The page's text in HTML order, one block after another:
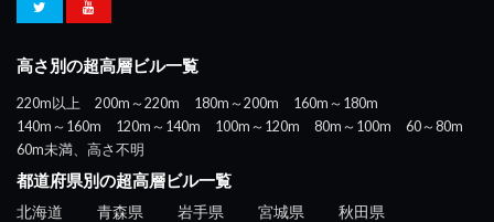
高さ別の超高層ビル一覧
220m以上 200m～220m 180m～200m
160m～180m
140m～160m
120m～140m 100m～120m 80m～100m
60～80m
60m未満、高さ不明
都道府県別の超高層ビル一覧
北海道 青森県 岩手県 宮城県
秋田県